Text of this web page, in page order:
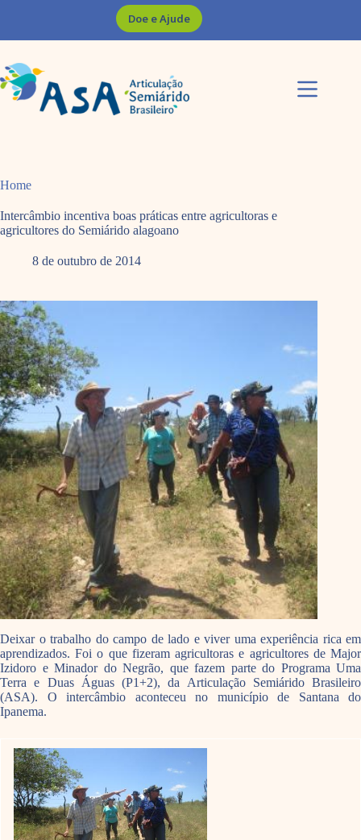
Doe e Ajude
Home
Intercâmbio incentiva boas práticas entre agricultoras e
agricultores do Semiárido alagoano
8 de outubro de 2014
Deixar o trabalho do campo de lado e viver uma experiência rica em
aprendizados. Foi o que fizeram agricultoras e agricultores de Major
Izidoro e Minador do Negrão, que fazem parte do Programa Uma
Terra e Duas Águas (P1+2), da Articulação Semiárido Brasileiro
(ASA). O intercâmbio aconteceu no município de Santana do
Ipanema.